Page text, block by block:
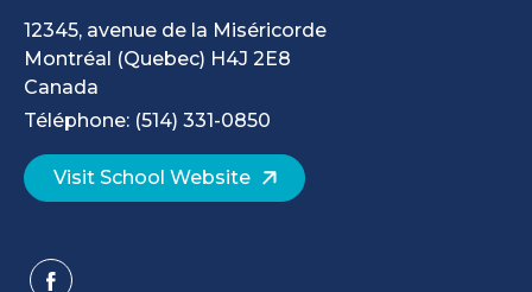
12345, avenue de la Miséricorde
Montréal (Quebec) H4J 2E8
Canada
Téléphone: (514) 331-0850
Visit School Website